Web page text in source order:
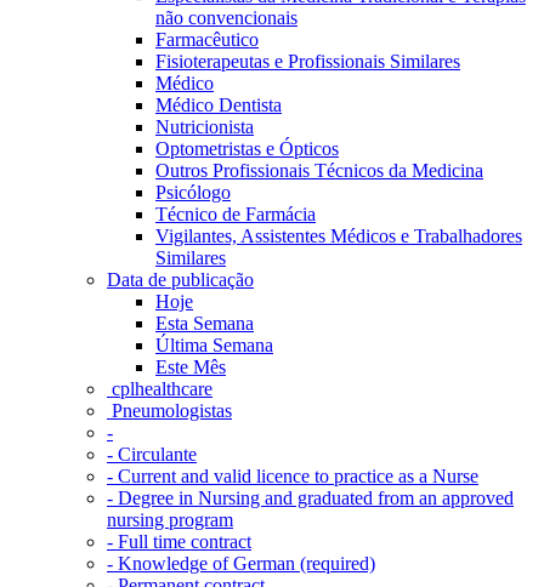
não convencionais
Farmacêutico
Fisioterapeutas e Profissionais Similares
Médico
Médico Dentista
Nutricionista
Optometristas e Ópticos
Outros Profissionais Técnicos da Medicina
Psicólogo
Técnico de Farmácia
Vigilantes, Assistentes Médicos e Trabalhadores
Similares
Data de publicação
Hoje
Esta Semana
Última Semana
Este Mês
‎ cplhealthcare‬
Pneumologistas
-
- Circulante
- Current and valid licence to practice as a Nurse
- Degree in Nursing and graduated from an approved
nursing program
- Full time contract
- Knowledge of German (required)